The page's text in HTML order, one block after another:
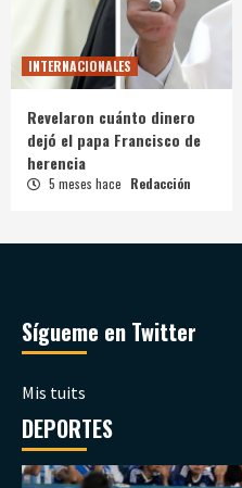
INTERNACIONALES
Revelaron cuánto dinero
dejó el papa Francisco de
herencia
5 meses hace Redacción
Sígueme en Twitter
Mis tuits
DEPORTES